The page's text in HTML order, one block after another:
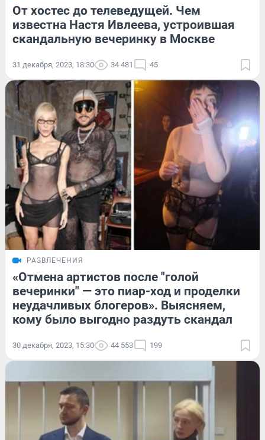
От хостес до телеведущей. Чем
известна Настя Ивлеева, устроившая
скандальную вечеринку в Москве
31 декабря, 2023, 18:30 34 481 45
РАЗВЛЕЧЕНИЯ
«Отмена артистов после "голой
вечеринки" — это пиар-ход и проделки
неудачливых блогеров». Выясняем,
кому было выгодно раздуть скандал
30 декабря, 2023, 15:30 44 553 199